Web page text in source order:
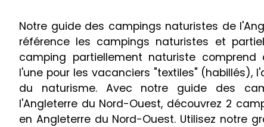
Notre guide des campings naturistes de
référence les campings naturistes et
camping partiellement naturiste comprend
l'une pour les vacanciers "textiles" (habillés),
du naturisme. Avec notre guide des
l'Angleterre du Nord-Ouest, découvrez 2
en Angleterre du Nord-Ouest. Utilisez notre